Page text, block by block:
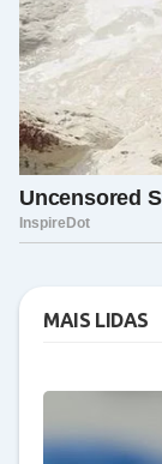
MAIS LIDAS